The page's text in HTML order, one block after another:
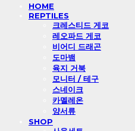
HOME
REPTILES
크레스티드 게코
레오파드 게코
비어디 드래곤
도마뱀
육지 거북
모니터 / 테구
스네이크
카멜레온
양서류
SHOP